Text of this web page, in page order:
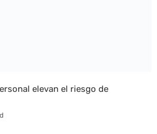
elevan el riesgo de